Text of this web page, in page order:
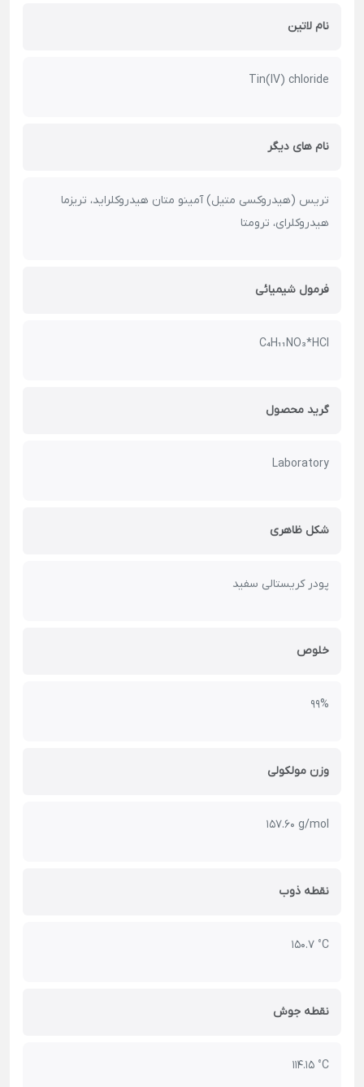
نام لاتین
Tin(IV) chloride
نام های دیگر
تریس (هیدروکسی متیل) آمینو متان هیدروکلراید، تریزما
هیدروکلرای، ترومتا
فرمول شیمیائی
C₄H₁₁NO₃*HCl
گرید محصول
Laboratory
شکل ظاهری
پودر کریستالی سفید
خلوص
99%
وزن مولکولی
157.60 g/mol
نقطه ذوب
150.7 °C
نقطه جوش
114.15 °C